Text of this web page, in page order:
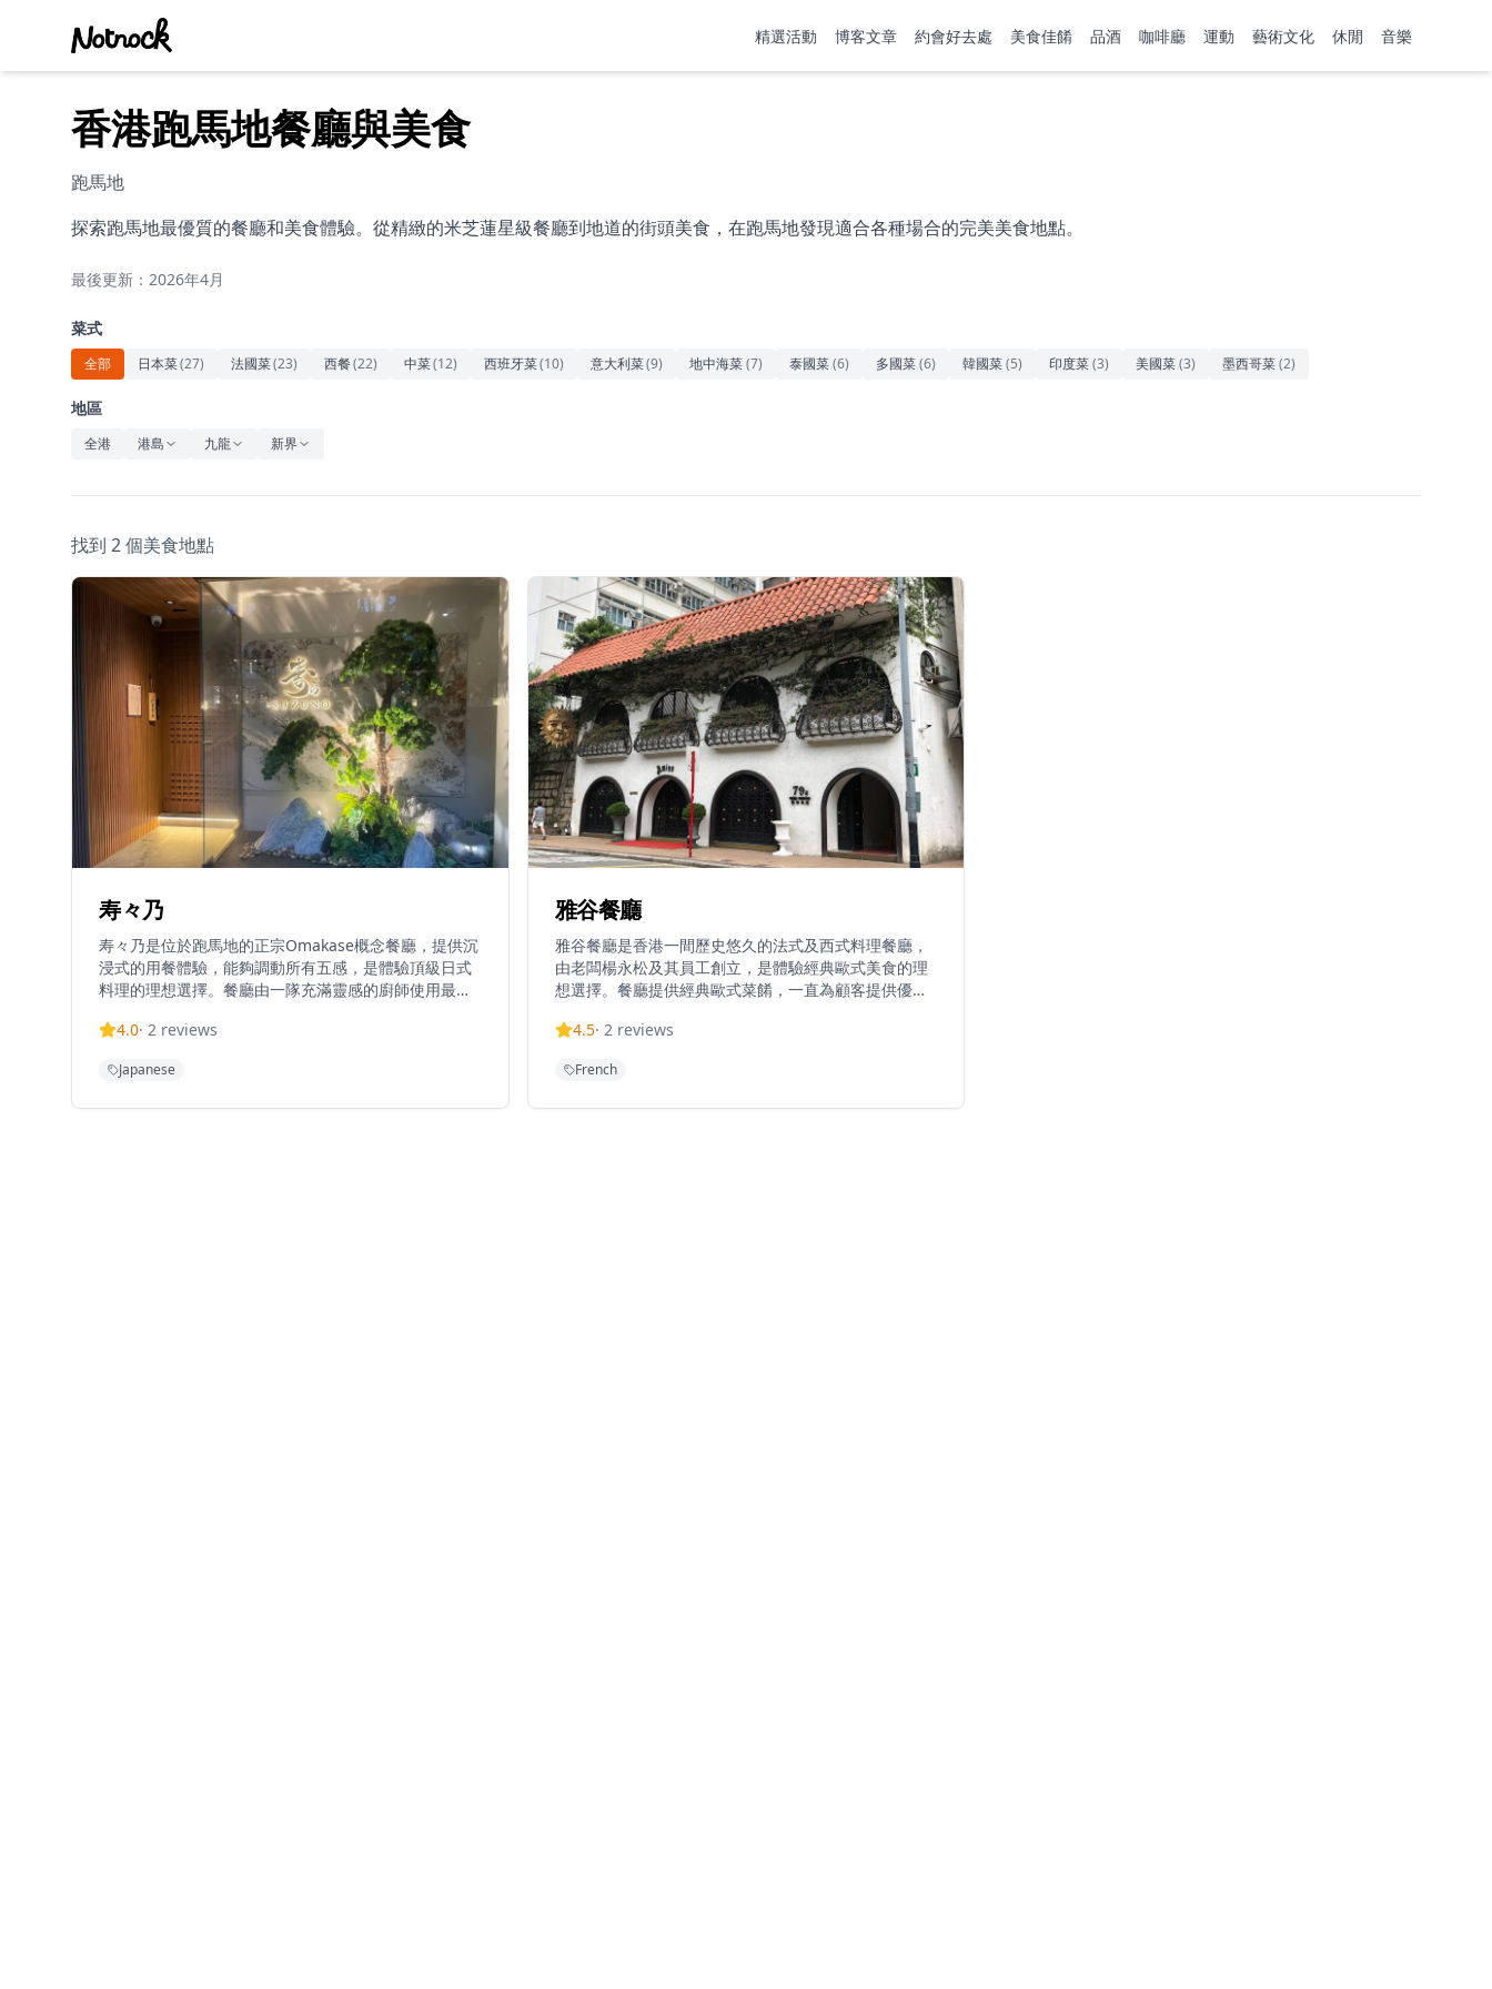
精選活動 博客文章 約會好去處 美食佳餚 品酒 咖啡廳 運動 藝術文化 休閒 音樂
香港跑馬地餐廳與美食
跑馬地
探索跑馬地最優質的餐廳和美食體驗。從精緻的米芝蓮星級餐廳到地道的街頭美食，在跑馬地發現適合各種場合的完美美食地點。
最後更新：2026年4月
菜式
全部 日本菜(27) 法國菜(23) 西餐(22) 中菜(12) 西班牙菜(10) 意大利菜(9) 地中海菜(7) 泰國菜(6) 多國菜(6) 韓國菜(5) 印度菜(3) 美國菜(3) 墨西哥菜(2)
地區
全港 港島 九龍 新界
找到 2 個美食地點
寿々乃
寿々乃是位於跑馬地的正宗Omakase概念餐廳，提供沉
浸式的用餐體驗，能夠調動所有五感，是體驗頂級日式
料理的理想選擇。餐廳由一隊充滿靈感的廚師使用最優
單，讓客人可以近距離觀看廚師精湛的烹飪技藝。餐廳
提供難忘的用餐體驗。無論是想要享受正宗Omakase體
4.0· 2 reviews
Japanese
雅谷餐廳
雅谷餐廳是香港一間歷史悠久的法式及西式料理餐廳，
由老闆楊永松及其員工創立，是體驗經典歐式美食的理
想選擇。餐廳提供經典歐式菜餚，一直為顧客提供優質
馬地，雅谷餐廳在溫馨優雅的環境中提供招牌菜式的用
廳的菜單融合了傳統法式料理精髓與現代創意，選用優
4.5· 2 reviews
French